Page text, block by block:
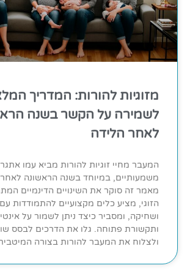
מזוגיות להורות: המדריך
לשמירה על הקשר בשנה
לאחר הלידה
המעבר מחיי זוגיות להורות מביא עמו
משמעותיים, במיוחד בשנה הראשונה
מאמר זה סוקר את השינויים הדינמיים
הזוגי, מציע כלים מקצועיים להתמודדות
ושחיקה, ומסביר כיצד ניתן לשמור על
ותקשורת פתוחה. גלו את הדרכים לבסס
ולצלוח את המעבר להורות בצורה